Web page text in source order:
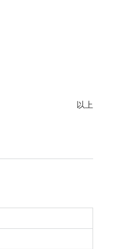
以上